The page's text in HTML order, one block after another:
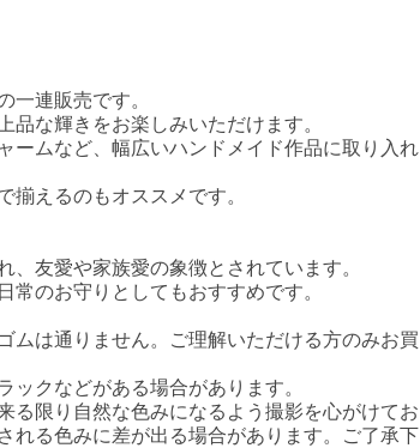
一連販売です。
な輝きをお楽しみいただけます。
ームなど、幅広いハンドメイド作品に取り入れ
揃えるのもオススメです。
友愛や家族愛の象徴とされています。
常のお守りとしてもおすすめです。
は通りません。ご理解いただける方のみお買
クなどがある場合があります。
限り自然な色みになるよう撮影を心がけてお
れる色みに差が出る場合があります。ご了承下